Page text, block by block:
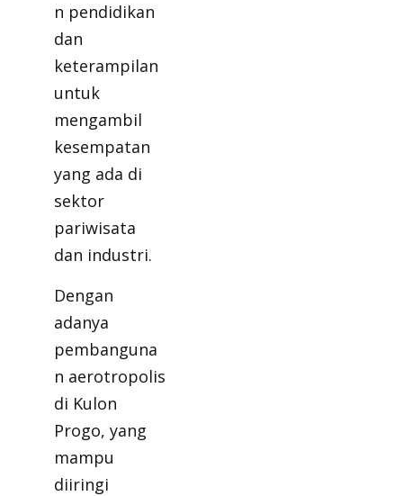
n pendidikan
dan
keterampilan
untuk
mengambil
kesempatan
yang ada di
sektor
pariwisata
dan industri.
Dengan
adanya
pembanguna
n aerotropolis
di Kulon
Progo, yang
mampu
diiringi